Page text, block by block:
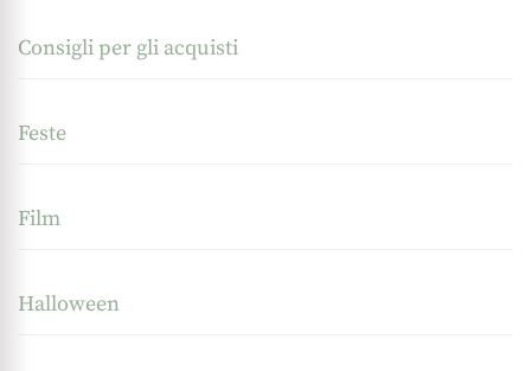
Consigli per gli acquisti
Feste
Film
Halloween